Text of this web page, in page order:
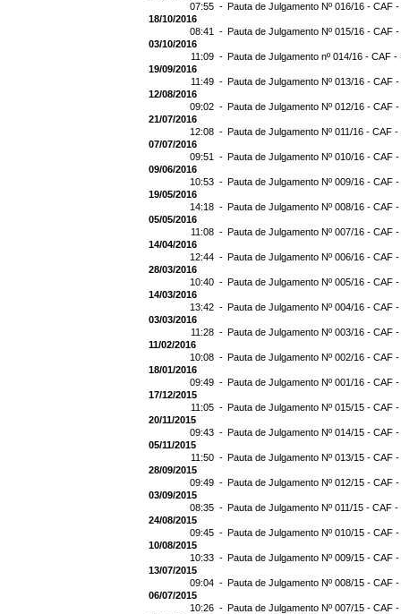
07:55 - Pauta de Julgamento Nº 016/16 - CAF
18/10/2016
08:41 - Pauta de Julgamento Nº 015/16 - CAF
03/10/2016
11:09 - Pauta de Julgamento nº 014/16 - CAF -
19/09/2016
11:49 - Pauta de Julgamento Nº 013/16 - CAF
12/08/2016
09:02 - Pauta de Julgamento Nº 012/16 - CAF
21/07/2016
12:08 - Pauta de Julgamento Nº 011/16 - CAF
07/07/2016
09:51 - Pauta de Julgamento Nº 010/16 - CAF
09/06/2016
10:53 - Pauta de Julgamento Nº 009/16 - CAF
19/05/2016
14:18 - Pauta de Julgamento Nº 008/16 - CAF
05/05/2016
11:08 - Pauta de Julgamento Nº 007/16 - CAF
14/04/2016
12:44 - Pauta de Julgamento Nº 006/16 - CAF
28/03/2016
10:40 - Pauta de Julgamento Nº 005/16 - CAF
14/03/2016
13:42 - Pauta de Julgamento Nº 004/16 - CAF
03/03/2016
11:28 - Pauta de Julgamento Nº 003/16 - CAF
11/02/2016
10:08 - Pauta de Julgamento Nº 002/16 - CAF
18/01/2016
09:49 - Pauta de Julgamento Nº 001/16 - CAF
17/12/2015
11:05 - Pauta de Julgamento Nº 015/15 - CAF
20/11/2015
09:43 - Pauta de Julgamento Nº 014/15 - CAF
05/11/2015
11:50 - Pauta de Julgamento Nº 013/15 - CAF
28/09/2015
09:49 - Pauta de Julgamento Nº 012/15 - CAF
03/09/2015
08:35 - Pauta de Julgamento Nº 011/15 - CAF
24/08/2015
09:45 - Pauta de Julgamento Nº 010/15 - CAF
10/08/2015
10:33 - Pauta de Julgamento Nº 009/15 - CAF
13/07/2015
09:04 - Pauta de Julgamento Nº 008/15 - CAF
06/07/2015
10:26 - Pauta de Julgamento Nº 007/15 - CAF